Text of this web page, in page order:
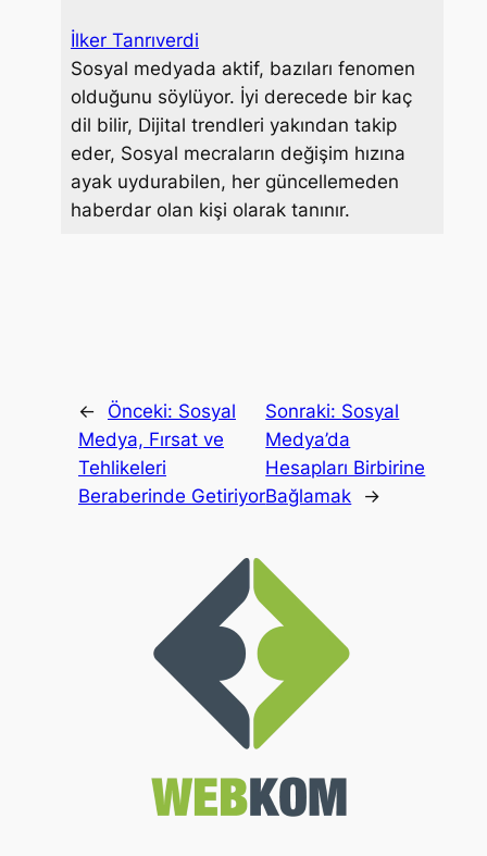
k
t
İlker Tanrıverdi
Sosyal medyada aktif, bazıları fenomen
olduğunu söylüyor. İyi derecede bir kaç
dil bilir, Dijital trendleri yakından takip
eder, Sosyal mecraların değişim hızına
ayak uydurabilen, her güncellemeden
haberdar olan kişi olarak tanınır.
← Önceki: Sosyal
Medya, Fırsat ve
Tehlikeleri
Beraberinde Getiriyor
Sonraki: Sosyal
Medya’da
Hesapları Birbirine
Bağlamak
→